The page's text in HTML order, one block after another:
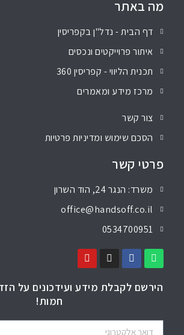
מה באתר
דף הבית - נדל"ן בקפריסין
איתור פרוייקטים ונכסים
תכנית הליווי - קפריסין 360
מרכז מידע ומאמרים
צור קשר
הסכם שימוש ומדיניות פרטיות
פרטי קשר
משרד: הנגר 24, הוד השרון
office@handsoff.co.il
0534700951
הירשם לקבלת מידע ועידכונים על
חמות!